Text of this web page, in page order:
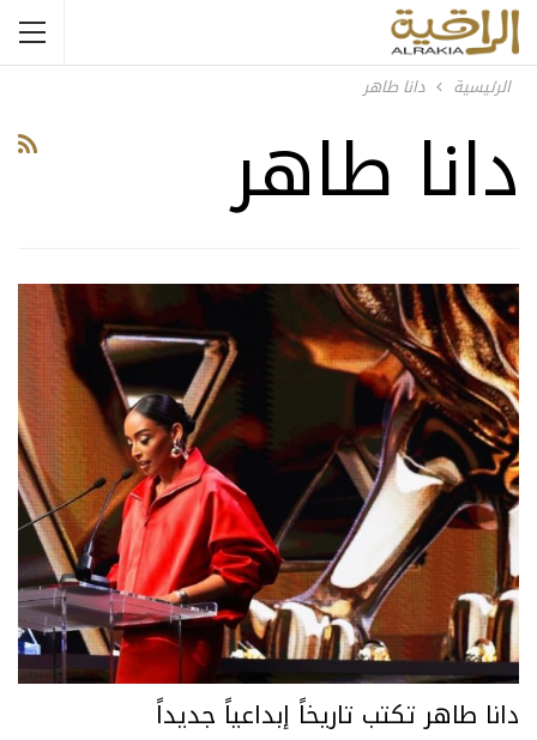
الرئيسية دانا طاهر
دانا طاهر
دانا طاهر تكتب تاريخاً إبداعياً جديداً